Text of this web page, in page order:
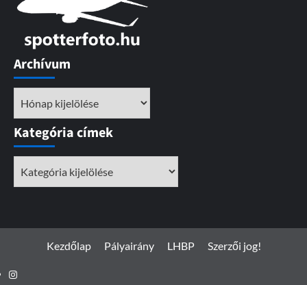
Archívum
Kategória címek
Kezdőlap Pályairány LHBP Szerzői jog!
Instagram